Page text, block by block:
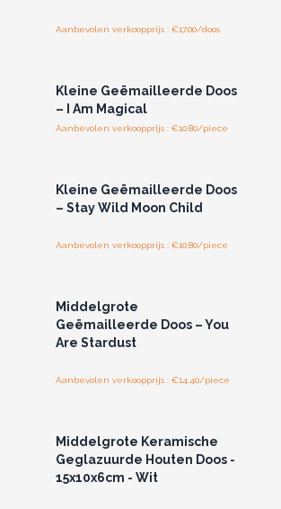
Aanbevolen verkoopprijs : €17.00/doos
Kleine Geëmailleerde Doos
– I Am Magical
Aanbevolen verkoopprijs : €10.80/piece
Kleine Geëmailleerde Doos
– Stay Wild Moon Child
Aanbevolen verkoopprijs : €10.80/piece
Middelgrote
Geëmailleerde Doos – You
Are Stardust
Aanbevolen verkoopprijs : €14.40/piece
Middelgrote Keramische
Geglazuurde Houten Doos -
15x10x6cm - Wit